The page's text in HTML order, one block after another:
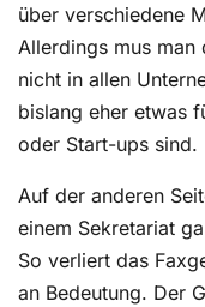
über verschiedene
Allerdings mus man
nicht in allen
bislang eher etwas
oder Start-ups sind.
Auf der anderen
einem Sekretariat
So verliert das
an Bedeutung. Der